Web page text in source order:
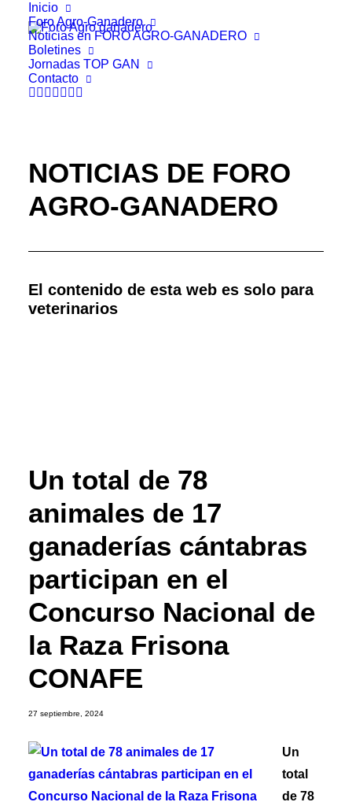
Inicio
Foro Agro-Ganadero
Noticias en FORO AGRO-GANADERO
Boletines
Jornadas TOP GAN
Contacto
NOTICIAS DE FORO
AGRO-GANADERO
El contenido de esta web es solo para
veterinarios
Un total de 78
animales de 17
ganaderías cántabras
participan en el
Concurso Nacional de
la Raza Frisona
CONAFE
27 septiembre, 2024
Un
total
de 78